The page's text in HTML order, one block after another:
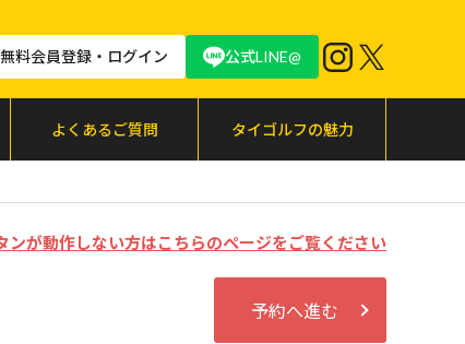
無料会員登録・ログイン 公式LINE@
よくあるご質問 タイゴルフの魅力
ンが動作しない方はこちらのページをご覧ください
予約へ進む